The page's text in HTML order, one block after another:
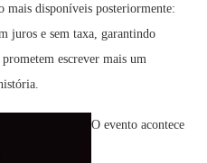
mais disponíveis posteriormente:
juros e sem taxa, garantindo
escrever mais um
O evento acontece